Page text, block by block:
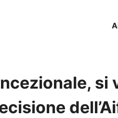
si